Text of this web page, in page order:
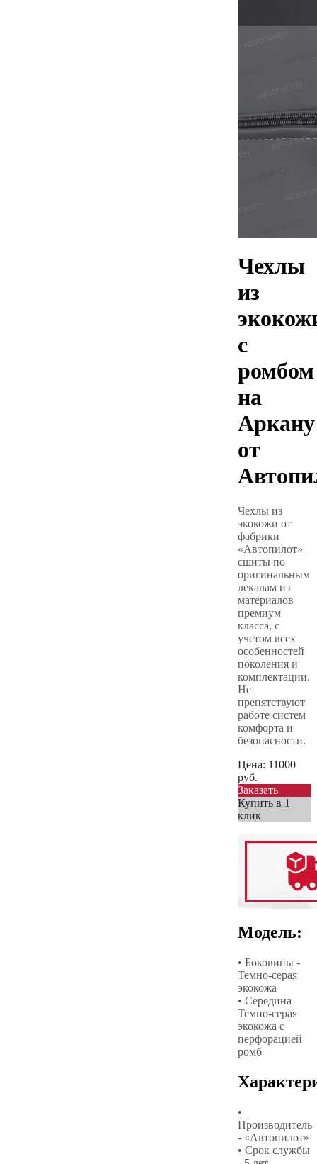
Чехлы
из
с
ромбом
на
Аркану
от
Чехлы из
экокожи от
фабрики
«Автопилот»
сшиты по
оригинальным
лекалам из
материалов
премиум
класса, с
учетом всех
особенностей
поколения и
комплектации.
Не
препятствуют
работе систем
комфорта и
безопасности.
Цена: 11000
руб.
Заказать
Купить в 1
клик
Модель:
• Боковины -
Темно-серая
экокожа
• Середина –
Темно-серая
экокожа с
перфорацией
ромб
•
Производитель
- «Автопилот»
• Срок службы